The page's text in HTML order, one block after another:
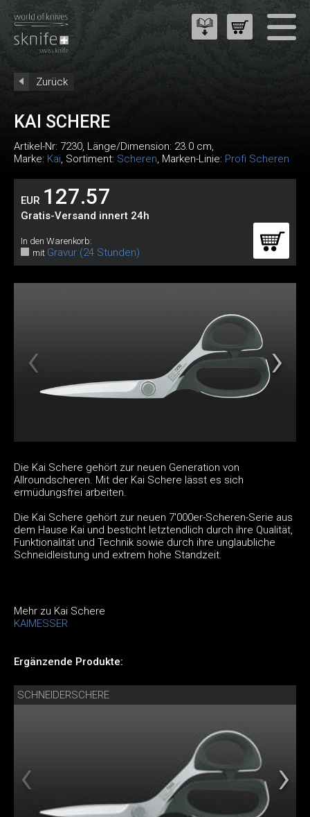
Zurück
KAI SCHERE
Artikel-Nr: 7230, Länge/Dimension: 23.0 cm,
Marke: Kai, Sortiment: Scheren, Marken-Linie: Profi Scheren
EUR 127.57
Gratis-Versand innert 24h
In den Warenkorb:
mit Gravur (24 Stunden)
Die Kai Schere gehört zur neuen Generation von
Allroundscheren. Mit der Kai Schere lässt es sich
ermüdungsfrei arbeiten.
Die Kai Schere gehört zur neuen 7'000er-Scheren-Serie aus
dem Hause Kai und besticht letztendlich durch ihre Qualität,
Funktionalität und Technik sowie durch ihre unglaubliche
Schneidleistung und extrem hohe Standzeit.
Mehr zu Kai Schere
KAIMESSER
Ergänzende Produkte:
SCHNEIDERSCHERE